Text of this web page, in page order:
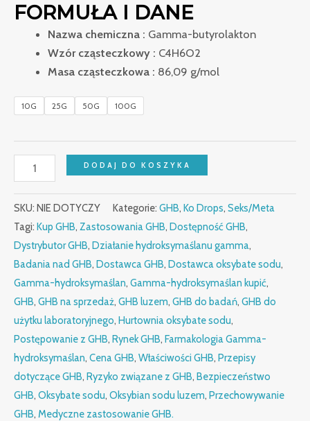
FORMUŁA I DANE
Nazwa chemiczna : Gamma-butyrolakton
Wzór cząsteczkowy : C4H6O2
Masa cząsteczkowa : 86,09 g/mol
10G 25G 50G 100G
DODAJ DO KOSZYKA
SKU: NIE DOTYCZY Kategorie: GHB, Ko Drops, Seks/Meta
Tagi: Kup GHB, Zastosowania GHB, Dostępność GHB,
Dystrybutor GHB, Działanie hydroksymaślanu gamma,
Badania nad GHB, Dostawca GHB, Dostawca oksybate sodu,
Gamma-hydroksymaślan, Gamma-hydroksymaślan kupić,
GHB, GHB na sprzedaż, GHB luzem, GHB do badań, GHB do
użytku laboratoryjnego, Hurtownia oksybate sodu,
Postępowanie z GHB, Rynek GHB, Farmakologia Gamma-
hydroksymaślan, Cena GHB, Właściwości GHB, Przepisy
dotyczące GHB, Ryzyko związane z GHB, Bezpieczeństwo
GHB, Oksybate sodu, Oksybian sodu luzem, Przechowywanie
GHB, Medyczne zastosowanie GHB.